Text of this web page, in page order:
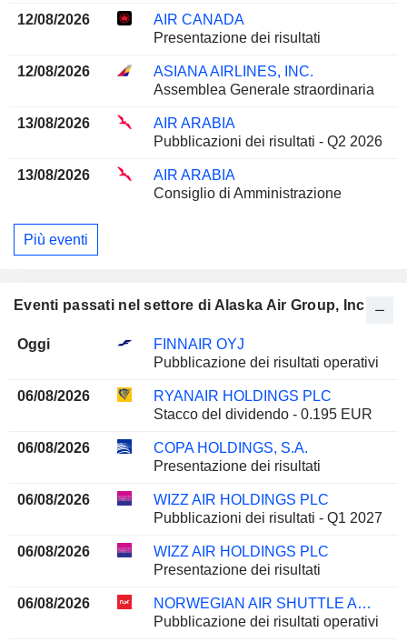
12/08/2026
AIR CANADA
Presentazione dei risultati
12/08/2026
ASIANA AIRLINES, INC.
Assemblea Generale straordinaria
13/08/2026
AIR ARABIA
Pubblicazioni dei risultati - Q2 2026
13/08/2026
AIR ARABIA
Consiglio di Amministrazione
Più eventi
Eventi passati nel settore di Alaska Air Group, Inc.
Oggi
FINNAIR OYJ
Pubblicazione dei risultati operativi
06/08/2026
RYANAIR HOLDINGS PLC
Stacco del dividendo - 0.195 EUR
06/08/2026
COPA HOLDINGS, S.A.
Presentazione dei risultati
06/08/2026
WIZZ AIR HOLDINGS PLC
Pubblicazioni dei risultati - Q1 2027
06/08/2026
WIZZ AIR HOLDINGS PLC
Presentazione dei risultati
06/08/2026
NORWEGIAN AIR SHUTTLE ASA
Pubblicazione dei risultati operativi